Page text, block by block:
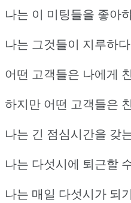
나는 이 미팅들을 좋아
나는 그것들이 지루하
어떤 고객들은 나에게
하지만 어떤 고객들은
나는 긴 점심시간을 갖
나는 다섯시에 퇴근할
나는 매일 다섯시가 되